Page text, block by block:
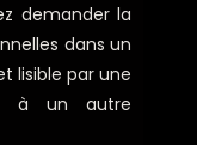
demander la
dans un
lisible par une
à un autre